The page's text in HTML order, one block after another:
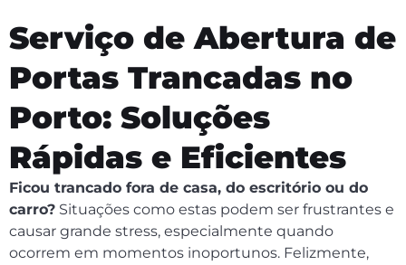
Serviço de Abertura de
Portas Trancadas no
Porto: Soluções
Rápidas e Eficientes
Ficou trancado fora de casa, do escritório ou do
carro? Situações como estas podem ser frustrantes e
causar grande stress, especialmente quando
ocorrem em momentos inoportunos. Felizmente,